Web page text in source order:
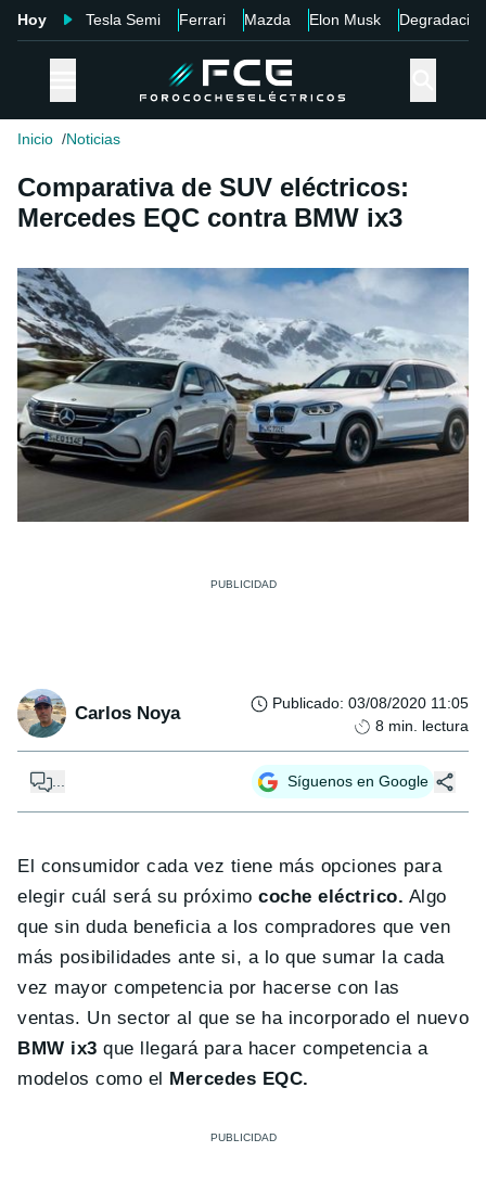
Hoy Tesla Semi Ferrari Mazda Elon Musk Degradación
Inicio Noticias
Comparativa de SUV eléctricos:
Mercedes EQC contra BMW ix3
Carlos Noya Publicado: 03/08/2020 11:05
8 min. lectura
... Síguenos en Google
El consumidor cada vez tiene más opciones para
elegir cuál será su próximocoche eléctrico. Algo
que sin duda beneficia a los compradores que ven
más posibilidades ante si, a lo que sumar la cada
vez mayor competencia por hacerse con las
ventas. Un sector al que se ha incorporado el nuevo
BMW ix3 que llegará para hacer competencia a
modelos como el
Mercedes EQC.